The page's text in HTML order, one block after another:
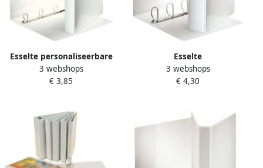
Esselte personaliseerbare
ringmap rug van 5 1 cm 4
D-ringen van 30 mm wit
3 webshops
€ 3,85
Esselte
Presentatieringband
Essentials panorama A4 4-
3 webshops
€ 4,30